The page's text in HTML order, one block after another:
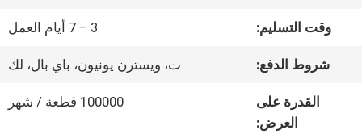
مراقبة
الجودة
وقت التسليم: 3 – 7 أيام العمل
شروط الدفع: ت، ويسترن يونيون، باي بال، لك
القدرة على
العرض:
100000 قطعة / شهر